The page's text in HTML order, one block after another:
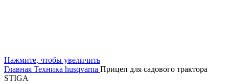
Нажмите, чтобы увеличить
Главная Техника husqvarna Прицеп для садового трактора
STIGA